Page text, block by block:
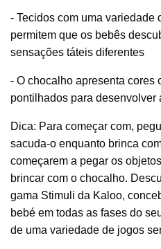
- Tecidos com uma variedade
permitem que os bebês
sensações táteis diferentes
- O chocalho apresenta cores
pontilhados para desenvolver
Dica: Para começar com,
sacuda-o enquanto brinca
começarem a pegar os
brincar com o chocalho.
gama Stimuli da Kaloo,
bebé em todas as fases do
de uma variedade de jogos